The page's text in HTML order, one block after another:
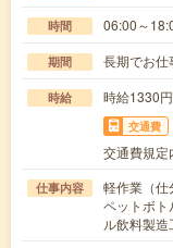
時間 06:00～
期間 長期でお仕
時給 時給1330円
交通費
交通費規定
仕事内容
軽作業（仕
ペットボト
ル飲料製